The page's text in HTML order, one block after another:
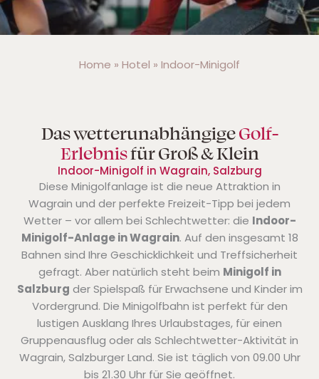
Home » Hotel » Indoor-Minigolf
Das wetterunabhängigeGolf-
Erlebnisfür Groß & Klein
Indoor-Minigolf in Wagrain, Salzburg
Diese Minigolfanlage ist die neue Attraktion in
Wagrain und der perfekte Freizeit-Tipp bei jedem
Wetter – vor allem bei Schlechtwetter: die Indoor-
Minigolf-Anlage in Wagrain. Auf den insgesamt 18
Bahnen sind Ihre Geschicklichkeit und Treffsicherheit
gefragt. Aber natürlich steht beim Minigolf in
Salzburg der Spielspaß für Erwachsene und Kinder im
Vordergrund. Die Minigolfbahn ist perfekt für den
lustigen Ausklang Ihres Urlaubstages, für einen
Gruppenausflug oder als Schlechtwetter-Aktivität in
Wagrain, Salzburger Land. Sie ist täglich von 09.00 Uhr
bis 21.30 Uhr für Sie geöffnet.